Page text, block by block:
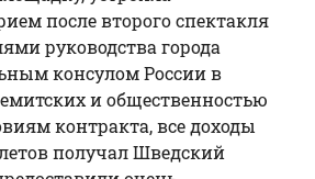
после второго спектакля
руководства города
консулом России в
и общественностью
контракта, все доходы
получал Шведский